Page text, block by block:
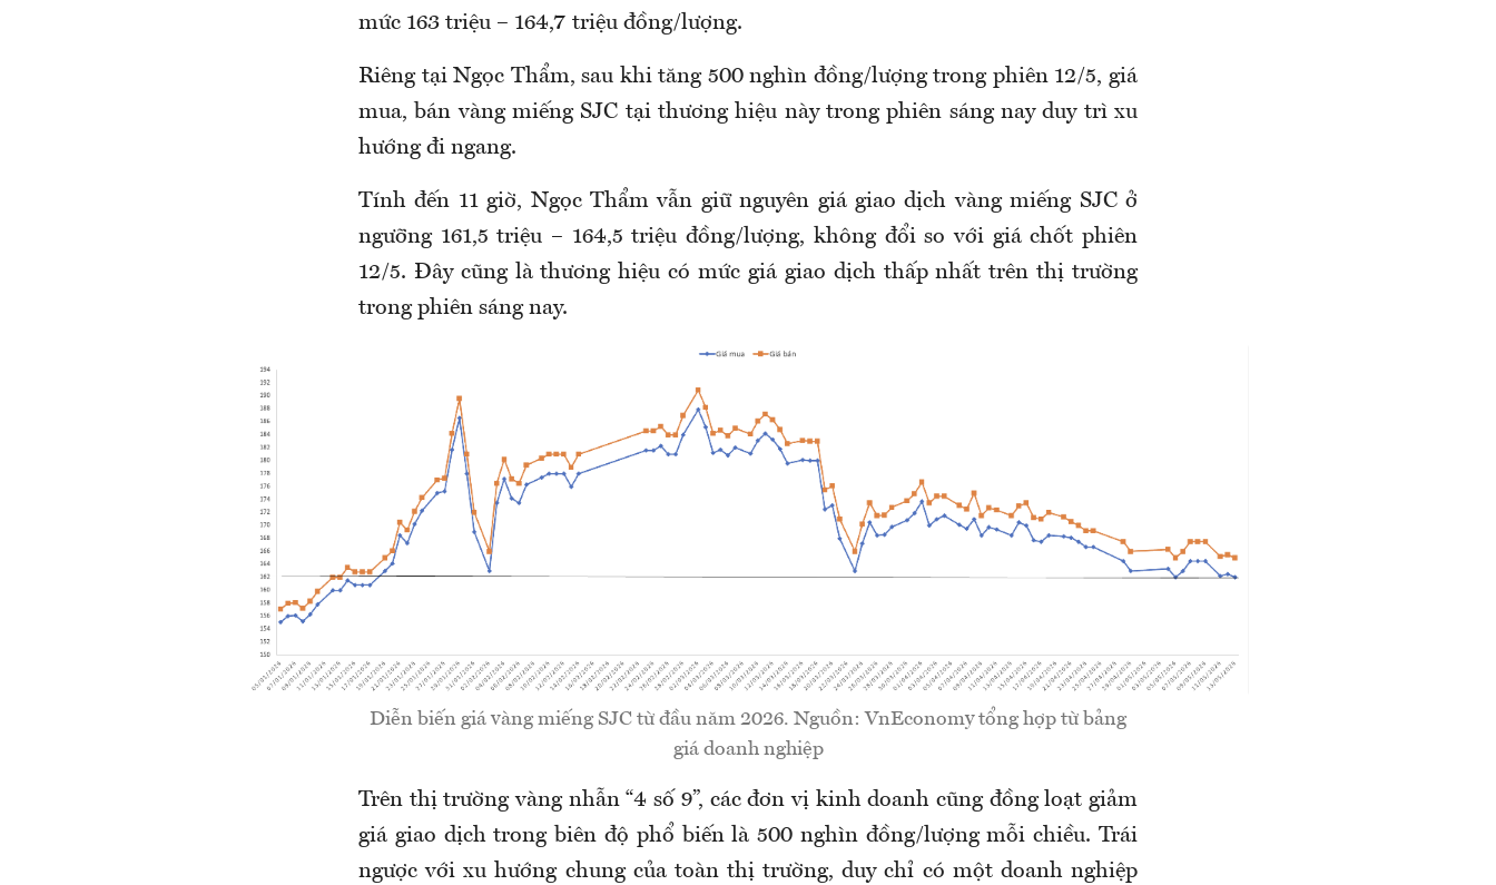
mức 163 triệu – 164,7 triệu đồng/lượng.
Riêng tại Ngọc Thẩm, sau khi tăng 500 nghìn đồng/lượng trong phiên 12/5, giá
mua, bán vàng miếng SJC tại thương hiệu này trong phiên sáng nay duy trì xu
hướng đi ngang.
Tính đến 11 giờ, Ngọc Thẩm vẫn giữ nguyên giá giao dịch vàng miếng SJC ở
ngưỡng 161,5 triệu – 164,5 triệu đồng/lượng, không đổi so với giá chốt phiên
12/5. Đây cũng là thương hiệu có mức giá giao dịch thấp nhất trên thị trường
trong phiên sáng nay.
Diễn biến giá vàng miếng SJC từ đầu năm 2026. Nguồn: VnEconomy tổng hợp từ bảng
giá doanh nghiệp
Trên thị trường vàng nhẫn “4 số 9”, các đơn vị kinh doanh cũng đồng loạt giảm
giá giao dịch trong biên độ phổ biến là 500 nghìn đồng/lượng mỗi chiều. Trái
ngược với xu hướng chung của toàn thị trường, duy chỉ có một doanh nghiệp